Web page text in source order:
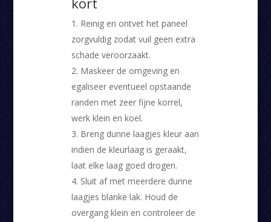
Reinig en ontvet het paneel
zorgvuldig zodat vuil geen extra
schade veroorzaakt.
Maskeer de omgeving en
egaliseer eventueel opstaande
randen met zeer fijne korrel,
werk klein en koel.
Breng dunne laagjes kleur aan
indien de kleurlaag is geraakt,
laat elke laag goed drogen.
Sluit af met meerdere dunne
laagjes blanke lak. Houd de
overgang klein en controleer de